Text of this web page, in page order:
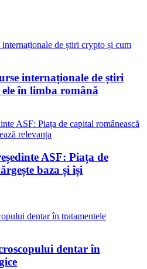
internaționale de știri
în limba română
ASF: Piața de
baza și își
dentar în